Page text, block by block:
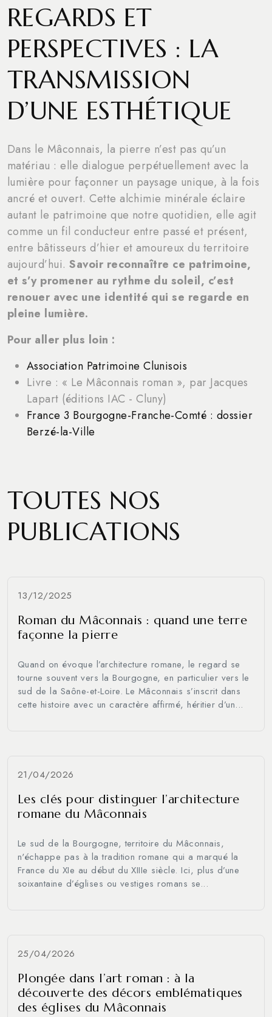
REGARDS ET
PERSPECTIVES : LA
TRANSMISSION
D’UNE ESTHÉTIQUE
Dans le Mâconnais, la pierre n’est pas qu’un
matériau : elle dialogue perpétuellement avec la
lumière pour façonner un paysage unique, à la fois
ancré et ouvert. Cette alchimie minérale éclaire
autant le patrimoine que notre quotidien, elle agit
comme un fil conducteur entre passé et présent,
entre bâtisseurs d’hier et amoureux du territoire
aujourd’hui.Savoir reconnaître ce patrimoine,
et s’y promener au rythme du soleil, c’est
renouer avec une identité qui se regarde en
pleine lumière.
Pour aller plus loin :
Association Patrimoine Clunisois
Livre : « Le Mâconnais roman », par Jacques
Lapart (éditions IAC - Cluny)
France 3 Bourgogne-Franche-Comté : dossier
Berzé-la-Ville
TOUTES NOS
PUBLICATIONS
13/12/2025
Roman du Mâconnais : quand une terre
façonne la pierre
Quand on évoque l’architecture romane, le regard se
tourne souvent vers la Bourgogne, en particulier vers le
sud de la Saône-et-Loire. Le Mâconnais s’inscrit dans
cette histoire avec un caractère affirmé, héritier d’un...
21/04/2026
Les clés pour distinguer l’architecture
romane du Mâconnais
Le sud de la Bourgogne, territoire du Mâconnais,
n'échappe pas à la tradition romane qui a marqué la
France du XIe au début du XIIIe siècle. Ici, plus d’une
soixantaine d’églises ou vestiges romans se...
25/04/2026
Plongée dans l’art roman : à la
découverte des décors emblématiques
des églises du Mâconnais